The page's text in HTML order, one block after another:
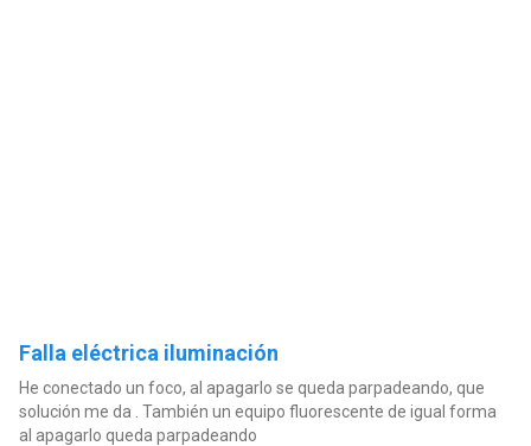
Falla eléctrica iluminación
He conectado un foco, al apagarlo se queda parpadeando, que
solución me da . También un equipo fluorescente de igual forma
al apagarlo queda parpadeando